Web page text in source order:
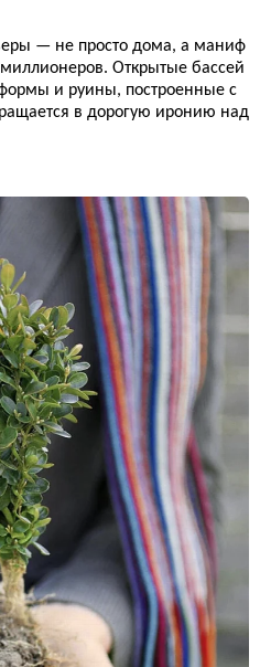
— не просто дома, а маниф
Открытые бассей
и руины, построенные с
в дорогую иронию над